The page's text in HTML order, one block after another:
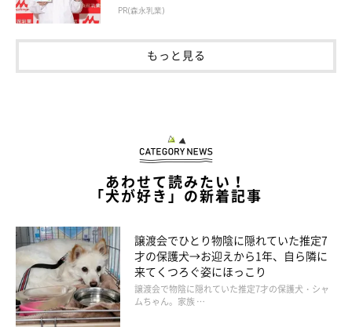
PR(森永乳業)
もっと見る
あわせて読みたい！
「犬が好き」の新着記事
譲渡会でひとり物陰に隠れていた推定7
才の保護犬→お迎えから1年、自ら隣に
来てくつろぐ姿にほっこり
譲渡会で物陰に隠れていた推定7才の保護犬・シャ
ムちゃん。家族 …